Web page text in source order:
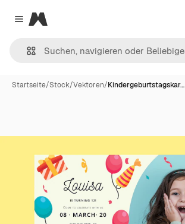
Close menu
Magnific
Startseite/Stock/Vektoren/Kindergeburtstagskar…